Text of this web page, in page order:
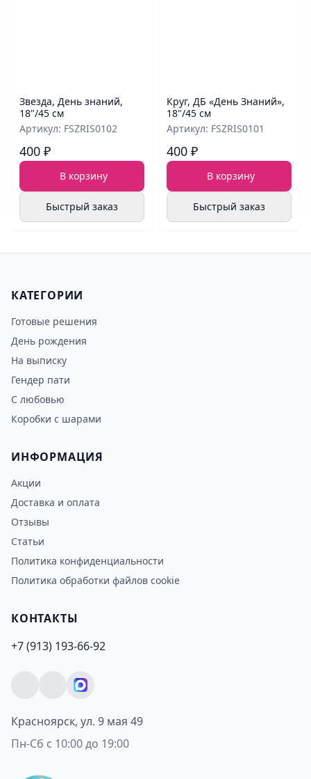
Звезда, День знаний,
18"/45 см
Артикул: FSZRIS0102
400 ₽
В корзину
Быстрый заказ
Круг, ДБ «День Знаний»,
18"/45 см
Артикул: FSZRIS0101
400 ₽
В корзину
Быстрый заказ
КАТЕГОРИИ
Готовые решения
День рождения
На выписку
Гендер пати
С любовью
Коробки с шарами
ИНФОРМАЦИЯ
Акции
Доставка и оплата
Отзывы
Статьи
Политика конфиденциальности
Политика обработки файлов cookie
КОНТАКТЫ
+7 (913) 193-66-92
Красноярск, ул. 9 мая 49
Пн-Сб с 10:00 до 19:00